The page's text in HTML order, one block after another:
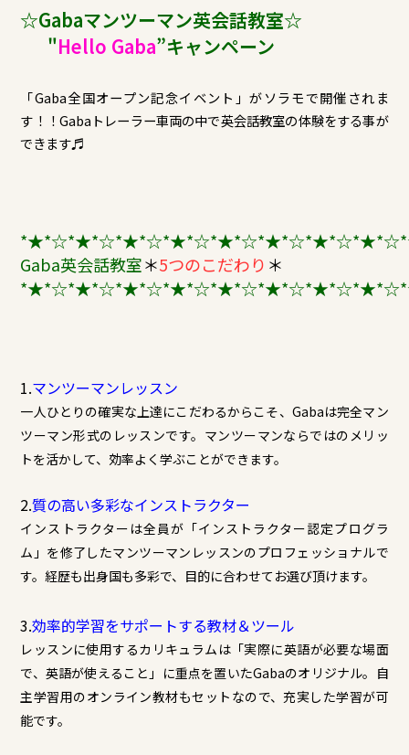
☆Gabaマンツーマン英会話教室☆
"Hello Gaba”キャンペーン
「Gaba全国オープン記念イベント」がソラモで開催されま
す！！Gabaトレーラー車両の中で英会話教室の体験をする事が
できます♬
Gaba英会話教室＊5つのこだわり ＊
1.マンツーマンレッスン
一人ひとりの確実な上達にこだわるからこそ、Gabaは完全マン
ツーマン形式のレッスンです。マンツーマンならではのメリッ
トを活かして、効率よく学ぶことができます。
2.質の高い多彩なインストラクター
インストラクターは全員が「インストラクター認定プログラ
ム」を修了したマンツーマンレッスンのプロフェッショナルで
す。経歴も出身国も多彩で、目的に合わせてお選び頂けます。
3.効率的学習をサポートする教材＆ツール
レッスンに使用するカリキュラムは「実際に英語が必要な場面
で、英語が使えること」に重点を置いたGabaのオリジナル。自
主学習用のオンライン教材もセットなので、充実した学習が可
能です。